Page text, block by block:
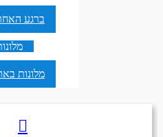
ברגע
מלונות